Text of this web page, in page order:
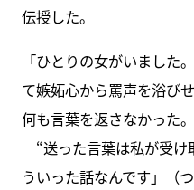
伝授した。
「ひとりの女がいました
て嫉妬心から罵声を浴び
何も言葉を返さなかった
“送った言葉は私が受け
ういった話なんです」（つ